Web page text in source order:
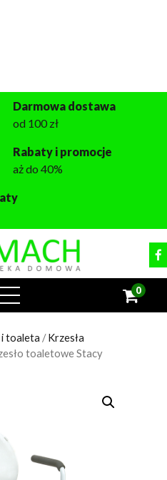
Darmowa dostawa
od 100 zł
Rabaty i promocje
aż do 40%
open
menu
0
i toaleta /Krzesła
toaletowe Stacy